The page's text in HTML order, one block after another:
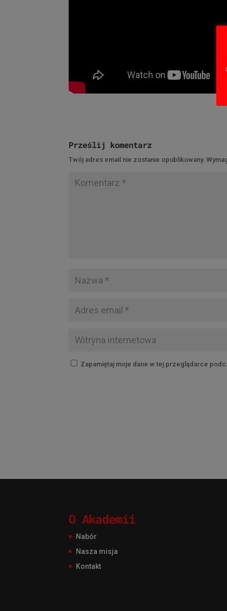
Prześlij komentarz
Twój adres email nie zostanie opublikowany.
Zapamiętaj moje dane w tej przeglądarce
O Akademii
Nabór
Nasza misja
Kontakt